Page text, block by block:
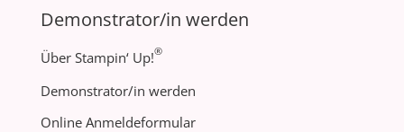
Demonstrator/in werden
Über Stampin‘ Up!®
Demonstrator/in werden
Online Anmeldeformular